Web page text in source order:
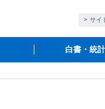
サイ
白書・統